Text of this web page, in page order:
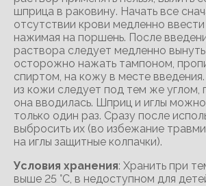
шприца в раковину. Начать все
отсутствии крови медленно
нажимая на поршень. После
раствора следует медленно вынуть
осторожно нажать тампоном,
спиртом, на кожу в месте
из кожи следует под тем же углом,
она вводилась. Шприц и иглы можно
только один раз. Сразу после
выбросить их (во избежание
на иглы защитные колпачки).
Условия хранения: Хранить при
выше 25 °C, в недоступном для